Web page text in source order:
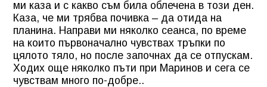
ми каза и с какво съм била облечена в този ден.
Каза, че ми трябва почивка – да отида на
планина. Направи ми няколко сеанса, по време
на които първоначално чувствах тръпки по
цялото тяло, но после започнах да се отпускам.
Ходих още няколко пъти при Маринов и сега се
чувствам много по-добре..